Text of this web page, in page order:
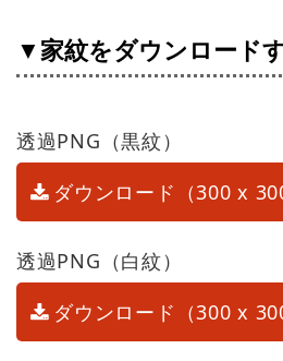
▼家紋をダウンロード
透過PNG（黒紋）
ダウンロード（300 x
透過PNG（白紋）
ダウンロード（300 x